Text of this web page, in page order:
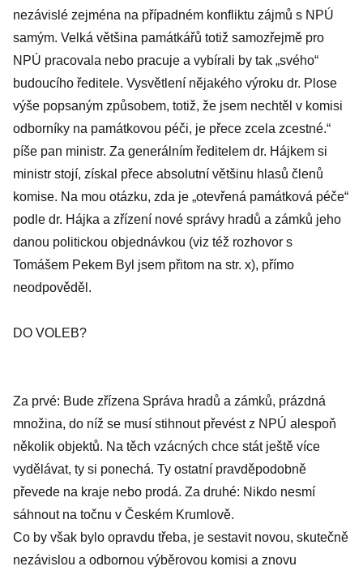
nezávislé zejména na případném konfliktu zájmů s NPÚ
samým. Velká většina památkářů totiž samozřejmě pro
NPÚ pracovala nebo pracuje a vybírali by tak „svého“
budoucího ředitele. Vysvětlení nějakého výroku dr. Plose
výše popsaným způsobem, totiž, že jsem nechtěl v komisi
odborníky na památkovou péči, je přece zcela zcestné.“
píše pan ministr. Za generálním ředitelem dr. Hájkem si
ministr stojí, získal přece absolutní většinu hlasů členů
komise. Na mou otázku, zda je „otevřená památková péče“
podle dr. Hájka a zřízení nové správy hradů a zámků jeho
danou politickou objednávkou (viz též rozhovor s
Tomášem Pekem Byl jsem přitom na str. x), přímo
neodpověděl.
DO VOLEB?
Za prvé: Bude zřízena Správa hradů a zámků, prázdná
množina, do níž se musí stihnout převést z NPÚ alespoň
několik objektů. Na těch vzácných chce stát ještě více
vydělávat, ty si ponechá. Ty ostatní pravděpodobně
převede na kraje nebo prodá. Za druhé: Nikdo nesmí
sáhnout na točnu v Českém Krumlově.
Co by však bylo opravdu třeba, je sestavit novou, skutečně
nezávislou a odbornou výběrovou komisi a znovu